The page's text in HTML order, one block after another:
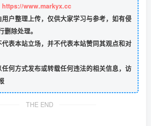
https://www.markyx.cc
户整理上传，仅供大家学习与参考，如有侵
除处理。
表本站立场，并不代表本站赞同其观点和对
何方式发布或转载任何违法的相关信息，访
THE END